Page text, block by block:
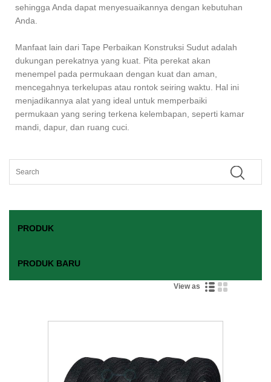
sehingga Anda dapat menyesuaikannya dengan kebutuhan
Anda.
Manfaat lain dari Tape Perbaikan Konstruksi Sudut adalah
dukungan perekatnya yang kuat. Pita perekat akan
menempel pada permukaan dengan kuat dan aman,
mencegahnya terkelupas atau rontok seiring waktu. Hal ini
menjadikannya alat yang ideal untuk memperbaiki
permukaan yang sering terkena kelembapan, seperti kamar
mandi, dapur, dan ruang cuci.
PRODUK
PRODUK BARU
View as